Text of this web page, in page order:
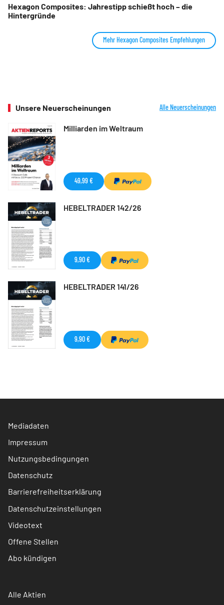
Hexagon Composites: Jahrestipp schießt hoch – die
Hintergründe
Mehr Hexagon Composites Empfehlungen
Unsere Neuerscheinungen Alle Neuerscheinungen
Milliarden im Weltraum
49,99 €
HEBELTRADER 142/26
9,90 €
HEBELTRADER 141/26
9,90 €
Mediadaten
Impressum
Nutzungsbedingungen
Datenschutz
Barrierefreiheitserklärung
Datenschutzeinstellungen
Videotext
Offene Stellen
Abo kündigen
Alle Aktien